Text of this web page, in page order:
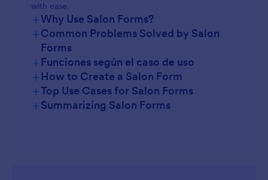
with ease.
+Why Use Salon Forms?
+Common Problems Solved by Salon
Forms
+Funciones según el caso de uso
+How to Create a Salon Form
+Top Use Cases for Salon Forms
For Managers
+Summarizing Salon Forms